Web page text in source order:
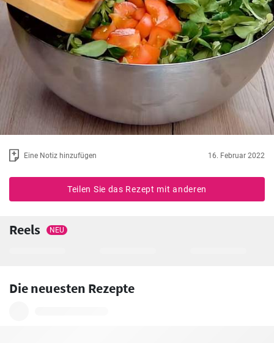
Eine Notiz hinzufügen 16. Februar 2022
Teilen Sie das Rezept mit anderen
Reels NEU
Die neuesten Rezepte